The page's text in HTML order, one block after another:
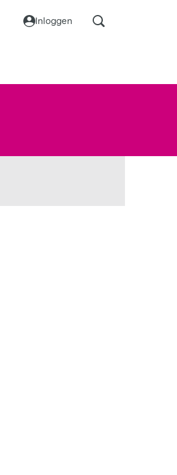
Inloggen